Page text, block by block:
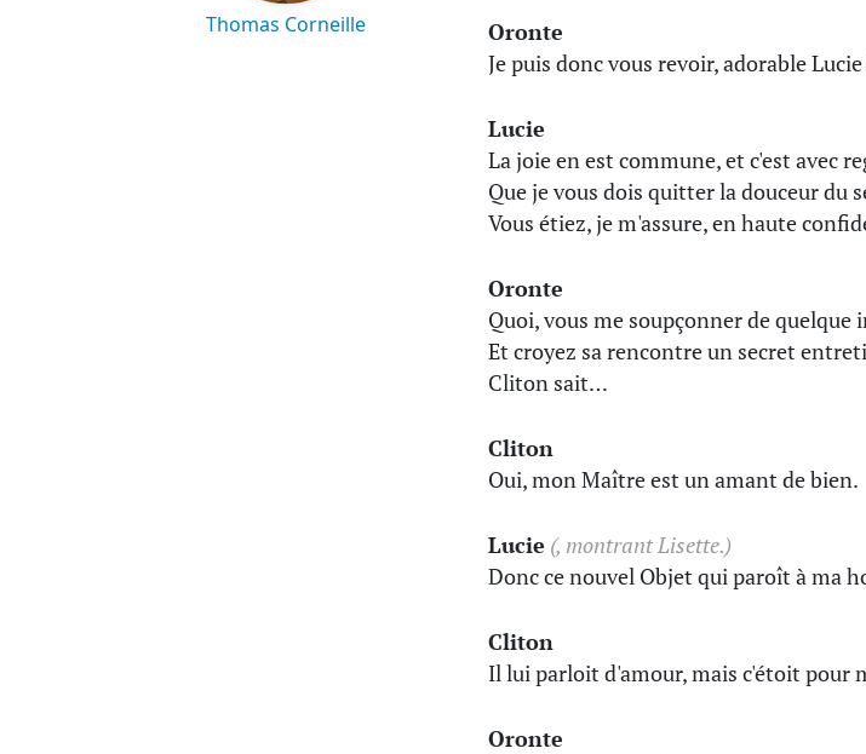
Thomas Corneille
Oronte
Je puis donc vous revoir, adorable Lucie
Lucie
La joie en est commune, et c'est avec
Que je vous dois quitter la douceur du
Vous étiez, je m'assure, en haute
Oronte
Quoi, vous me soupçonner de quelque
Et croyez sa rencontre un secret
Cliton sait…
Cliton
Oui, mon Maître est un amant de bien.
Lucie (, montrant Lisette.)
Donc ce nouvel Objet qui paroît à ma
Cliton
Il lui parloit d'amour, mais c'étoit pour
Oronte